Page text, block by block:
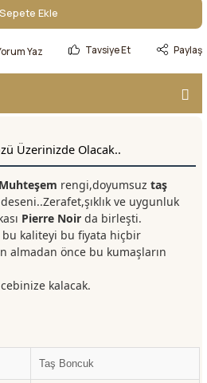
Sepete Ekle
Sepete Ekle
Yaz Tavsiye Et Paylaş
Üzerinizde Olacak..
Muhteşem rengi,doyumsuz taş
ve uygunluk
Pierre Noir da birleşti.
kaliteyi bu fiyata hiçbir
almadan önce bu kumaşların
kalacak.
Taş Boncuk